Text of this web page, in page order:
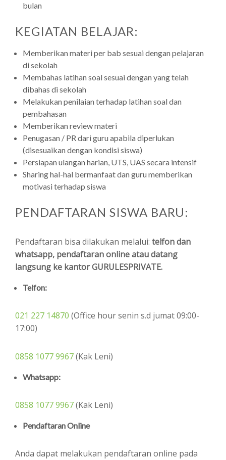
bulan
KEGIATAN BELAJAR:
Memberikan materi per bab sesuai dengan pelajaran
di sekolah
Membahas latihan soal sesuai dengan yang telah
dibahas di sekolah
Melakukan penilaian terhadap latihan soal dan
pembahasan
Memberikan review materi
Penugasan / PR dari guru apabila diperlukan
(disesuaikan dengan kondisi siswa)
Persiapan ulangan harian, UTS, UAS secara intensif
Sharing hal-hal bermanfaat dan guru memberikan
motivasi terhadap siswa
PENDAFTARAN SISWA BARU:
Pendaftaran bisa dilakukan melalui: telfon dan
whatsapp, pendaftaran online atau datang
langsung ke kantor GURULESPRIVATE.
Telfon:
021 227 14870 (Office hour senin s.d jumat 09:00-
17:00)
0858 1077 9967(Kak Leni)
Whatsapp:
0858 1077 9967(Kak Leni)
Pendaftaran Online
Anda dapat melakukan pendaftaran online pada